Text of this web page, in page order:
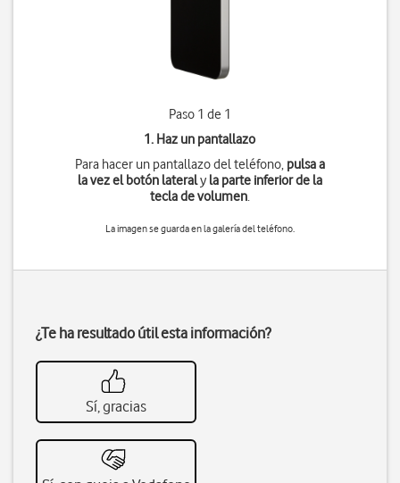
Paso 1 de 1
1. Haz un pantallazo
Para hacer un pantallazo del teléfono, pulsa a
la vezel botón lateraly la parte inferior de la
tecla de volumen.
La imagen se guarda en la galería del teléfono.
¿Te ha resultado útil esta información?
Sí, gracias